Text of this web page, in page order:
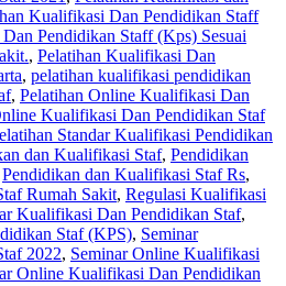
Kualifikasi Dan Pendidikan Staff
Pendidikan Staff (Kps) Sesuai
, Pelatihan Kualifikasi Dan
, pelatihan kualifikasi pendidikan
, Pelatihan Online Kualifikasi Dan
Kualifikasi Dan Pendidikan Staf
Standar Kualifikasi Pendidikan
dan Kualifikasi Staf, Pendidikan
Pendidikan dan Kualifikasi Staf Rs,
Rumah Sakit, Regulasi Kualifikasi
Kualifikasi Dan Pendidikan Staf,
Staf (KPS), Seminar
2022, Seminar Online Kualifikasi
Online Kualifikasi Dan Pendidikan